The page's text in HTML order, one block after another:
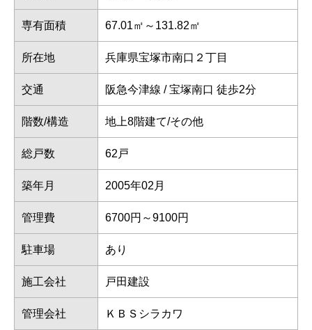
専有面積 67.01㎡～131.82㎡
所在地 兵庫県宝塚市南口２丁目
交通 阪急今津線 / 宝塚南口 徒歩2分
階数/構造 地上8階建て/その他
総戸数 62戸
築年月 2005年02月
管理費 6700円～9100円
駐車場 あり
施工会社 戸田建設
管理会社 ＫＢＳシラカワ